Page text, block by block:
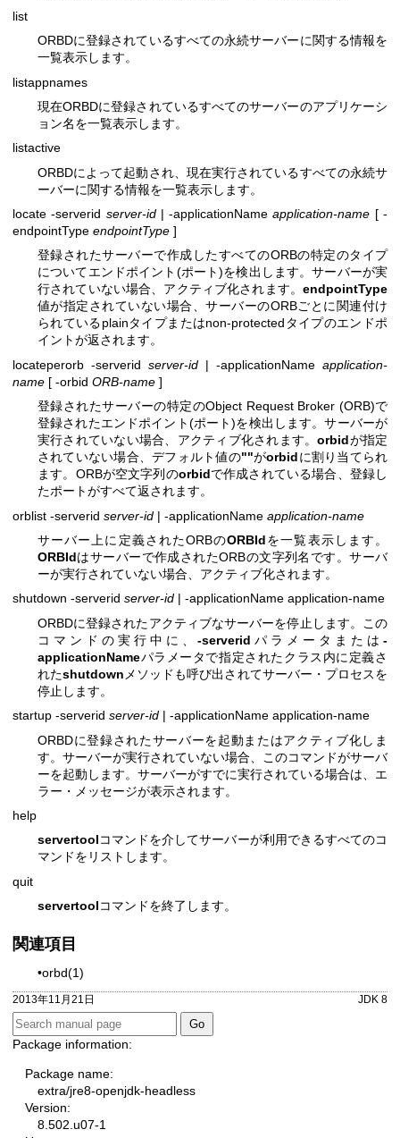
list
ORBDに登録されているすべての永続サーバーに関する情報を
一覧表示します。
listappnames
現在ORBDに登録されているすべてのサーバーのアプリケーシ
ョン名を一覧表示します。
listactive
ORBDによって起動され、現在実行されているすべての永続サ
ーバーに関する情報を一覧表示します。
locate -serverid server-id| -applicationNameapplication-name [ -
endpointType endpointType ]
登録されたサーバーで作成したすべてのORBの特定のタイプ
についてエンドポイント(ポート)を検出します。サーバーが実
行されていない場合、アクティブ化されます。 endpointType
値が指定されていない場合、サーバーのORBごとに関連付け
られているplainタイプまたはnon-protectedタイプのエンドポ
イントが返されます。
locateperorb -serverid server-id | -applicationName application-
name [ -orbid ORB-name ]
登録されたサーバーの特定のObject Request Broker (ORB)で
登録されたエンドポイント(ポート)を検出します。サーバーが
実行されていない場合、アクティブ化されます。orbidが指定
されていない場合、デフォルト値の""がorbidに割り当てられ
ます。ORBが空文字列のorbidで作成されている場合、登録し
たポートがすべて返されます。
orblist -serverid server-id | -applicationName application-name
サーバー上に定義されたORBのORBIdを一覧表示します。
ORBIdはサーバーで作成されたORBの文字列名です。サーバ
ーが実行されていない場合、アクティブ化されます。
shutdown -serverid server-id | -applicationName application-name
ORBDに登録されたアクティブなサーバーを停止します。この
コマンドの実行中に、-serverid パラメータまたは-
applicationNameパラメータで指定されたクラス内に定義さ
れたshutdown メソッドも呼び出されてサーバー・プロセスを
停止します。
startup -serverid server-id | -applicationName application-name
ORBDに登録されたサーバーを起動またはアクティブ化しま
す。サーバーが実行されていない場合、このコマンドがサーバ
ーを起動します。サーバーがすでに実行されている場合は、エ
ラー・メッセージが表示されます。
help
servertoolコマンドを介してサーバーが利用できるすべてのコ
マンドをリストします。
quit
servertoolコマンドを終了します。
関連項目
•orbd(1)
2013年11月21日 JDK 8
Package information:
Package name:
extra/jre8-openjdk-headless
Version:
8.502.u07-1